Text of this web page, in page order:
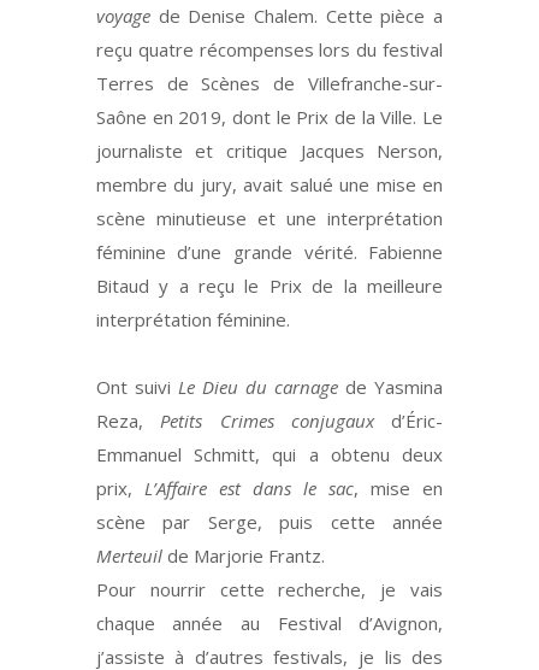
voyagede Denise Chalem. Cette pièce a
reçu quatre récompenses lors du festival
Terres de Scènes de Villefranche-sur-
Saône en 2019, dont le Prix de la Ville. Le
journaliste et critique Jacques Nerson,
membre du jury, avait salué une mise en
scène minutieuse et une interprétation
féminine d’une grande vérité. Fabienne
Bitaud y a reçu le Prix de la meilleure
interprétation féminine.
Ont suivi Le Dieu du carnage de Yasmina
Reza, Petits Crimes conjugauxd’Éric-
Emmanuel Schmitt, qui a obtenu deux
prix, L’Affaire est dans le sac, mise en
scène par Serge, puis cette année
Merteuilde Marjorie Frantz.
Pour nourrir cette recherche, je vais
chaque année au Festival d’Avignon,
j’assiste à d’autres festivals, je lis des